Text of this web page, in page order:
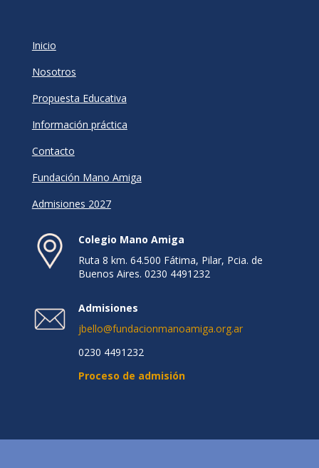
Inicio
Nosotros
Propuesta Educativa
Información práctica
Contacto
Fundación Mano Amiga
Admisiones 2027
Colegio Mano Amiga
Ruta 8 km. 64.500 Fátima, Pilar, Pcia. de
Buenos Aires. 0230 4491232
Admisiones
jbello@fundacionmanoamiga.org.ar
0230 4491232
Proceso de admisión